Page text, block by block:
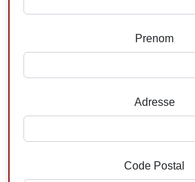
Prenom
Adresse
Code Postal